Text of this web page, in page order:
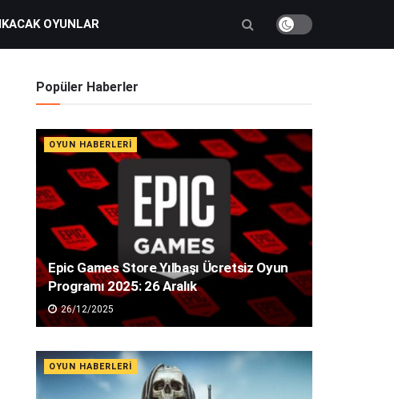
OYUNLAR
Popüler Haberler
OYUN HABERLERI
Epic Games Store Yılbaşı Ücretsiz Oyun
Programı 2025: 26 Aralık
26/12/2025
OYUN HABERLERI